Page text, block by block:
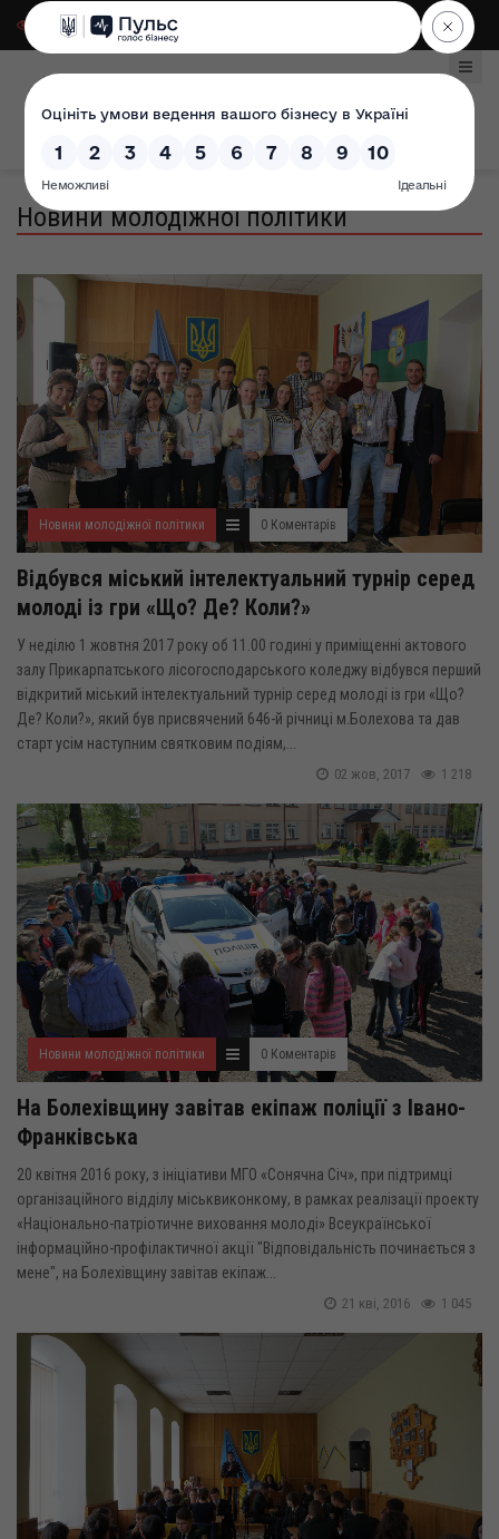
Для слабозорих|
Новини молодіжної політики
Новини молодіжної політики 0 Коментарів
Відбувся міський інтелектуальний турнір серед
молоді із гри «Що? Де? Коли?»
У неділю 1 жовтня 2017 року об 11.00 годині у приміщенні актового
залу Прикарпатського лісогосподарського коледжу відбувся перший
відкритий міський інтелектуальний турнір серед молоді із гри «Що?
Де? Коли?», який був присвячений 646-й річниці м.Болехова та дав
старт усім наступним святковим подіям,...
1 218
02 жов, 2017
Новини молодіжної політики 0 Коментарів
На Болехівщину завітав екіпаж поліції з Івано-
Франківська
20 квітня 2016 року, з ініціативи МГО «Сонячна Січ», при підтримці
організаційного відділу міськвиконкому, в рамках реалізації проекту
«Національно-патріотичне виховання молоді» Всеукраїнської
інформаційно-профілактичної акції "Відповідальність починається з
мене", на Болехівщину завітав екіпаж...
1 045
21 кві, 2016